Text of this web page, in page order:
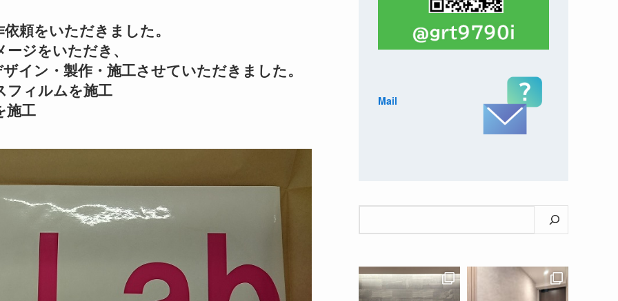
頼をいただきました。
ジをいただき、
イン・製作・施工させていただきました。
フィルムを施工
施工
Mail